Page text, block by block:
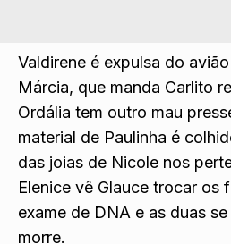
Valdirene é expulsa do
Márcia, que manda Carlito
Ordália tem outro mau
material de Paulinha é
das joias de Nicole nos
Elenice vê Glauce trocar os
exame de DNA e as duas
morre.